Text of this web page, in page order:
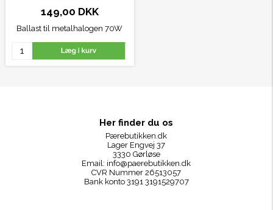
149,00 DKK
Ballast til metalhalogen 70W
Her finder du os
Pærebutikken.dk
Lager Engvej 37
3330 Gørløse
Email: info@paerebutikken.dk
CVR Nummer 26513057
Bank konto 3191 3191529707